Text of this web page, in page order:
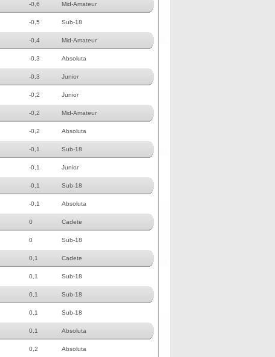
-0,6 Mid-Amateur
-0,5 Sub-18
-0,4 Mid-Amateur
-0,3 Absoluta
-0,3 Junior
-0,2 Junior
-0,2 Mid-Amateur
-0,2 Absoluta
-0,1 Sub-18
-0,1 Junior
-0,1 Sub-18
-0,1 Absoluta
0 Cadete
0 Sub-18
0,1 Cadete
0,1 Sub-18
0,1 Sub-18
0,1 Sub-18
0,1 Absoluta
0,2 Absoluta